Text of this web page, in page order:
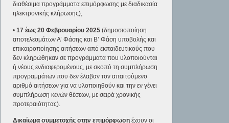
διαθέσιμα προγράμματα επιμόρφωσης με διαδικασία
ηλεκτρονικής κλήρωσης),
•17 έως 20 Φεβρουαρίου 2025 (δημοσιοποίηση
αποτελεσμάτων Α’ Φάσης και Β’ Φάση υποβολής και
επικαιροποίησης αιτήσεων από εκπαιδευτικούς που
δεν κληρώθηκαν σε προγράμματα που υλοποιούνται
ή νέους ενδιαφερομένους, με σκοπό τη συμπλήρωση
προγραμμάτων που δεν έλαβαν τον απαιτούμενο
αριθμό αιτήσεων για να υλοποιηθούν και την εν γένει
συμπλήρωση κενών θέσεων, με σειρά χρονικής
προτεραιότητας).
Δικαίωμα συμμετοχής στην επιμόρφωση έχουν οι